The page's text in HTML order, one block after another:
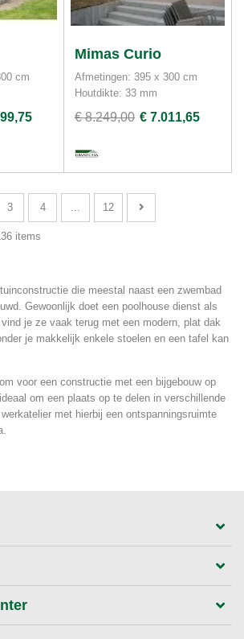
cm
Mimas Curio
Afmetingen: 395 x 300 cm
Houtdikte: 33 mm
€ 8.249,00 € 7.011,65
3 4 12
items
die meestal naast een zwembad
Gewoonlijk doet een poolhouse dienst als
vind je ze vaak terug met een modern, plat dak
je makkelijk enkele stoelen en een tafel kan
voor een constructie met een bijgebouw op
om een plaats op te delen in verschillende
met hierbij een ontspanningsruimte